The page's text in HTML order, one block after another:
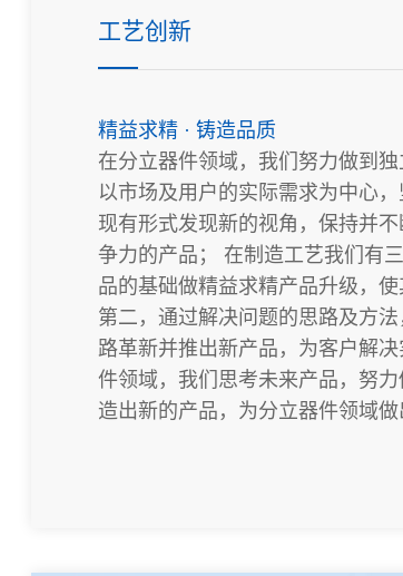
工艺创新
精益求精 · 铸造品质
在分立器件领域，我们努力做到
以市场及用户的实际需求为中心
现有形式发现新的视角，保持并
争力的产品； 在制造工艺我们有
品的基础做精益求精产品升级，
第二，通过解决问题的思路及方
路革新并推出新产品，为客户解
件领域，我们思考未来产品，努
造出新的产品，为分立器件领域做